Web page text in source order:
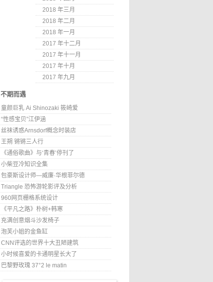
2018 年三月
2018 年二月
2018 年一月
2017 年十二月
2017 年十一月
2017 年十月
2017 年九月
不期而遇
童颜巨乳 Ai Shinozaki 筱崎爱
“性感宝贝”江伊涵
丝袜诱惑Arnsdorf概念时装店
王朔 锵锵三人行
《通俗歌曲》与‘青春’停刊了
小柴豆冷知识全集
包豪斯设计师—威廉·华根菲尔德
Triangle 恐怖游轮影评及分析
960网页栅格系统设计
《平凡之路》朴树+韩寒
充满创意烟斗沙发椅子
泡芙小姐的金鱼缸
CNN评选的世界十大丑陋建筑
小时候喜爱的卡通明星长大了
巴黎野玫瑰 37°2 le matin